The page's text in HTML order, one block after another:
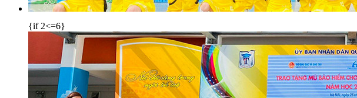
{if 2<=6}